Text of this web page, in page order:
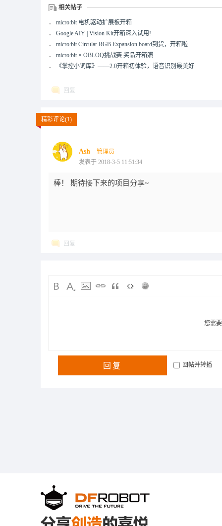
相关帖子
． micro:bit 电机驱动扩展板开箱
． Google AIY | Vision Kit开箱深入试用!
． micro:bit Circular RGB Expansion board到货，开箱啦
． micro:bit × OBLOQ挑战赛 奖品开箱照
．
《掌控小词库》——2.0开箱初体验，语音识别最美好
回复
精彩评论(1)
Ash
管理员
发表于 2018-3-5 11:51:34
棒！ 期待接下来的项目分享~
回复
您需
回复 回帖并转播